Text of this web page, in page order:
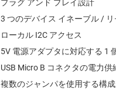
プラグ アンド プレイ設計
3 つのデバイス イネーブル /
ローカル I2C アクセス
5V 電源アダプタに対応する 1
USB Micro B コネクタの電力供
複数のジャンパを使用する構